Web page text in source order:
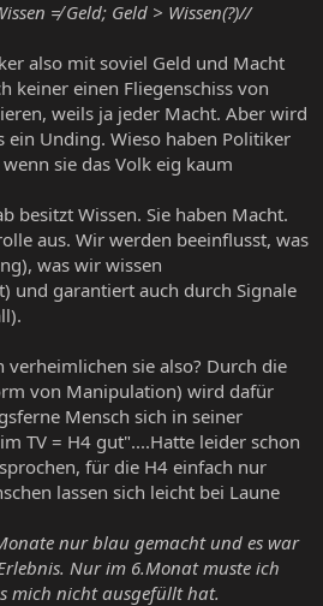
≠ Geld; Geld > Wissen(?)//
also mit soviel Geld und Macht
keiner einen Fliegenschiss von
weils ja jeder Macht. Aber wird
ein Unding. Wieso haben Politiker
sie das Volk eig kaum
besitzt Wissen. Sie haben Macht.
aus. Wir werden beeinflusst, was
was wir wissen
und garantiert auch durch Signale
verheimlichen sie also? Durch die
von Manipulation) wird dafür
Mensch sich in seiner
TV = H4 gut"....Hatte leider schon
für die H4 einfach nur
lassen sich leicht bei Laune
nur blau gemacht und es war
Nur im 6.Monat muste ich
mich nicht ausgefüllt hat.